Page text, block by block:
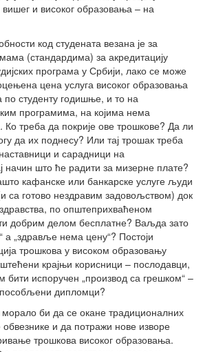
и високог образовања – на
код студената везана је за
(стандардима) за акредитацију
програма у Србији, лако се може
цена услуга високог образовања
по студенту годишње, и то на
програмима, на којима нема
Ко треба да покрије ове трошкове? Да ли
да их поднесу? Или тај трошак треба
и сарадници на
начин што ће радити за мизерне плате?
кафанске или банкарске услуге људи
са готово нездравим задовољством) док
по општеприхваћеном
добрим делом бесплатне? Ваљда зато
а „здравље нема цену“? Постоји
трошкова у високом образовању
крајњи корисници – послодавци,
бити испоручен „производ са грешком“ –
дипломци?
морало би да се окане традиционалних
обвезнике и да потражи нове изворе
трошкова високог образовања.